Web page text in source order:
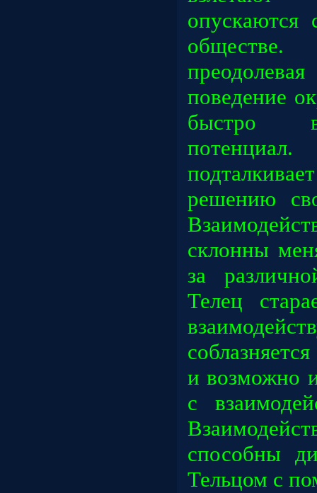
опускаются
поведение
быстро
решению
склонны
за
Телец
и возможно
с
способны
Тельцом с